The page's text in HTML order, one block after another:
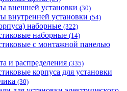
внешней установки (30)
внутренней установки (54)
наборные (322)
наборные (14)
с монтажной панелью
и распределения (335)
корпуса для установки
(30)